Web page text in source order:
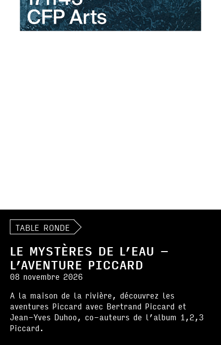
TABLE RONDE
LE MYSTÈRES DE L’EAU –
L’AVENTURE PICCARD
08 novembre 2026
A la maison de la rivière, découvrez les
aventures Piccard avec Bertrand Piccard et
Jean-Yves Duhoo, co-auteurs de l’album 1,2,3
Piccard.